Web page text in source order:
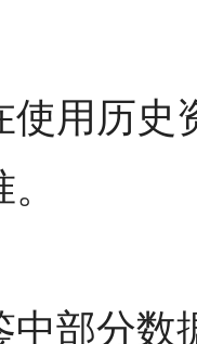
使用历史
中部分数